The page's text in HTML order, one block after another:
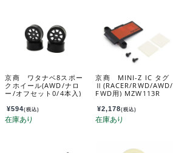
京商 ワタナベ8スポー
クホイール(AWD/ナロ
ー/オフセット0/4本入)
¥594(税込)
京商 MINI-Z IC タグ
Ⅱ(RACER/RWD/AWD/
FWD用) MZW113R
¥2,178(税込)